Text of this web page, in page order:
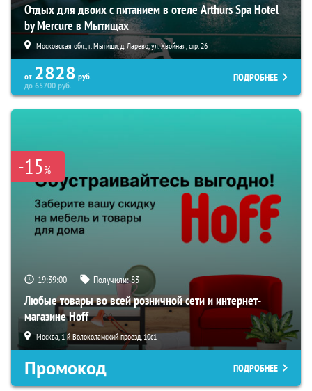
Отдых для двоих с питанием в отеле Arthurs Spa Hotel
by Mercure в Мытищах
Московская обл., г. Мытищи, д. Ларево, ул. Хвойная, стр. 26
от 2828 руб.
до65700руб.
ПОДРОБНЕЕ
-15%
19:38:59 Получили:83
Любые товары во всей розничной сети и интернет-
магазине Hoff
Москва, 1-й Волоколамский проезд, 10с1
Промокод ПОДРОБНЕЕ